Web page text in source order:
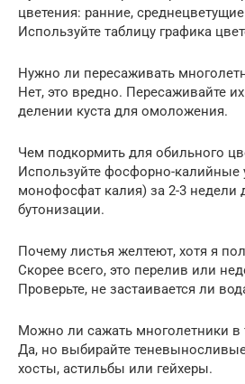
цветения: ранние,
Используйте таблицу графика
Нужно ли пересаживать
Нет, это вредно. Пересаживайте
делении куста для омоложения.
Чем подкормить для обильного
Используйте фосфорно-калийные
монофосфат калия) за 2-3 недели
бутонизации.
Почему листья желтеют, хотя я
Скорее всего, это перелив или
Проверьте, не застаивается ли
Можно ли сажать многолетники в
Да, но выбирайте теневыносливые
хосты, астильбы или гейхеры.